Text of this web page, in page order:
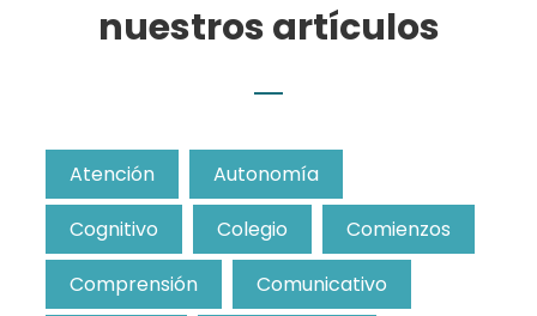
nuestros artículos
Atención
Autonomía
Cognitivo
Colegio
Comienzos
Comprensión
Comunicativo